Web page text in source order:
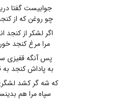
جوابیست گفتا
چو روغن که از
اگر لشکر از کنجد
مرا مرغ کنجد
پس آنگه قفیزی
به پاداش کنجد
که شه گر کشد
سپاه مرا هم